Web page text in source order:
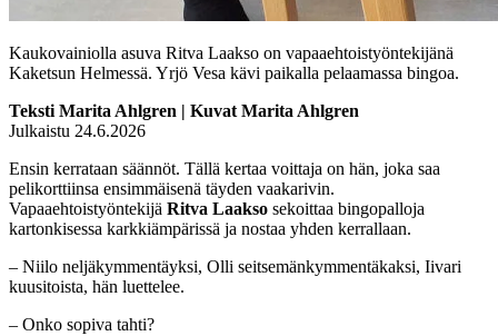
Kaukovainiolla asuva Ritva Laakso on vapaaehtoistyöntekijänä
Kaketsun Helmessä. Yrjö Vesa kävi paikalla pelaamassa bingoa.
Teksti Marita Ahlgren | Kuvat Marita Ahlgren
Julkaistu 24.6.2026
Ensin kerrataan säännöt. Tällä kertaa voittaja on hän, joka saa
pelikorttiinsa ensimmäisenä täyden vaakarivin.
Vapaaehtoistyöntekijä Ritva Laakso sekoittaa bingopalloja
kartonkisessa karkkiämpärissä ja nostaa yhden kerrallaan.
– Niilo neljäkymmentäyksi, Olli seitsemänkymmentäkaksi, Iivari
kuusitoista, hän luettelee.
– Onko sopiva tahti?